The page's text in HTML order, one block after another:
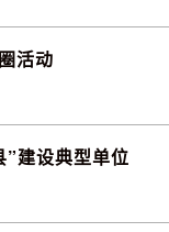
活动
建设典型单位